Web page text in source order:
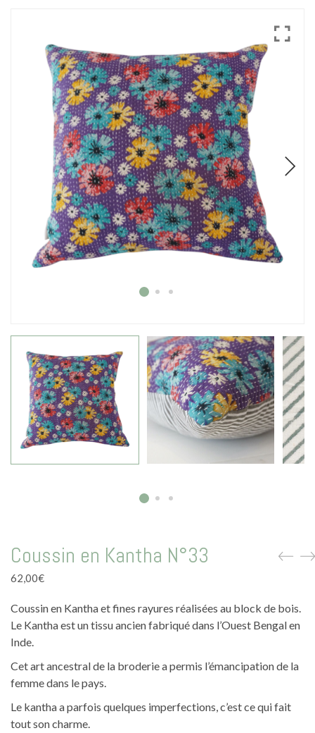
Kimonos
Blouses et jupes
Sacs en Kantha
Pochettes ordinateur
Trousses de toilette
Objets déco
Patères en métal
Carnet
La vie en rose
Carte cadeau
Coussin en Kantha N°33
62,00€
Coussin en Kantha et fines rayures réalisées au block de bois.
Le Kantha est un tissu ancien fabriqué dans l’Ouest Bengal en
Inde.
Cet art ancestral de la broderie a permis l’émancipation de la
femme dans le pays.
Le kantha a parfois quelques imperfections, c’est ce qui fait
tout son charme.